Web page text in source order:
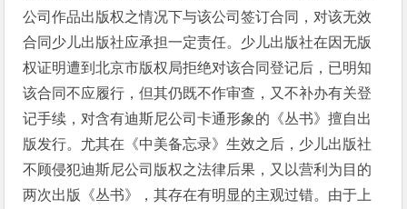
公司作品出版权之情况下与该公司签订合同，对该无效
合同少儿出版社应承担一定责任。少儿出版社在因无版
权证明遭到北京市版权局拒绝对该合同登记后，已明知
该合同不应履行，但其仍既不作审查，又不补办有关登
记手续，对含有迪斯尼公司卡通形象的《丛书》擅自出
版发行。尤其在《中美备忘录》生效之后，少儿出版社
不顾侵犯迪斯尼公司版权之法律后果，又以营利为目的
两次出版《丛书》，其存在有明显的主观过错。由于上